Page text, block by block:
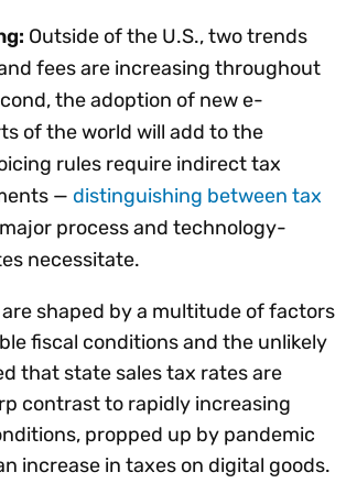
Outside of the U.S., two trends
fees are increasing throughout
the adoption of new e-
of the world will add to the
rules require indirect tax
— distinguishing between tax
process and technology-
necessitate.
shaped by a multitude of factors
fiscal conditions and the unlikely
that state sales tax rates are
contrast to rapidly increasing
propped up by pandemic
increase in taxes on digital goods.